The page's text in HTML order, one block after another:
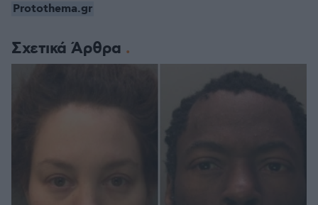
Σχετικά Άρθρα
Protothema.gr